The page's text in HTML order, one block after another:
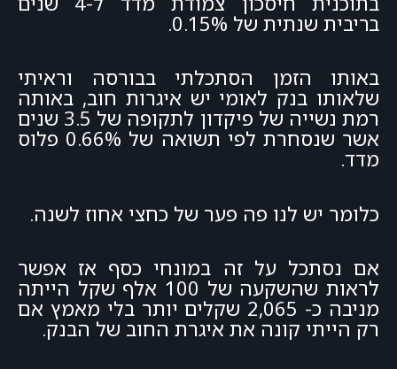
בריבית שנתית של 0.15%.
באותו הזמן הסתכלתי בבורסה וראיתי
שלאותו בנק לאומי יש איגרות חוב, באותה
רמת נשייה של פיקדון לתקופה של 3.5 שנים
אשר שנסחרת לפי תשואה של 0.66% פלוס
מדד.
כלומר יש לנו פה פער של כחצי אחוז לשנה.
אם נסתכל על זה במונחי כסף אז אפשר
לראות שהשקעה של 100 אלף שקל הייתה
מניבה כ- 2,065 שקלים יותר בלי מאמץ אם
רק הייתי קונה את איגרת החוב של הבנק.